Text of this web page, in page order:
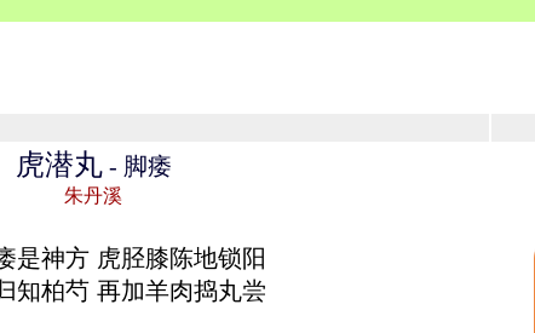
虎潜丸- 脚痿
朱丹溪
是神方 虎胫膝陈地锁阳
知柏芍 再加羊肉捣丸尝